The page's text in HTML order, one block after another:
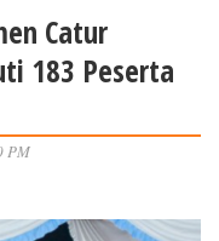
Catur
183 Peserta
PM